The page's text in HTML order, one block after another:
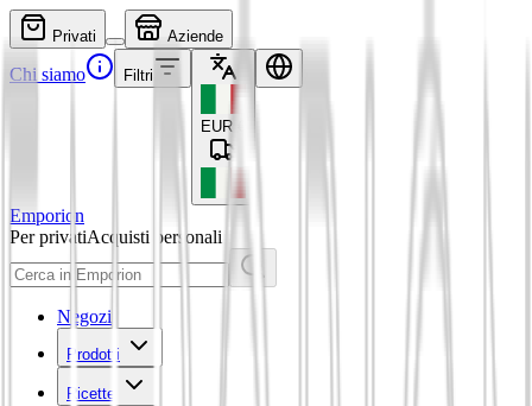
Privati Aziende
Chi siamo Filtri
EUR
Emporion
Per privatiAcquisti personali
Negozi
Prodotti
Ricette